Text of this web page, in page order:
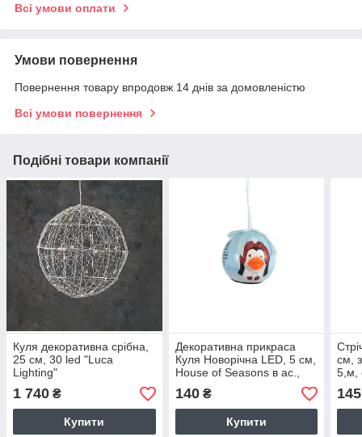
Всі умови оплати
Умови повернення
Повернення товару впродовж 14 днів за домовленістю
Всі умови повернення
Подібні товари компанії
Куля декоративна срібна,
25 см, 30 led "Luca
Lighting"
1 740 ₴
Купити
Декоративна прикраса
Куля Новорічна LED, 5 см,
House of Seasons в ас.,
блакитний
140₴
Купити
см,
5,м,
145